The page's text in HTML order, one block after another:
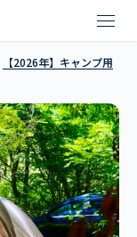
【2026年】キャンプ用